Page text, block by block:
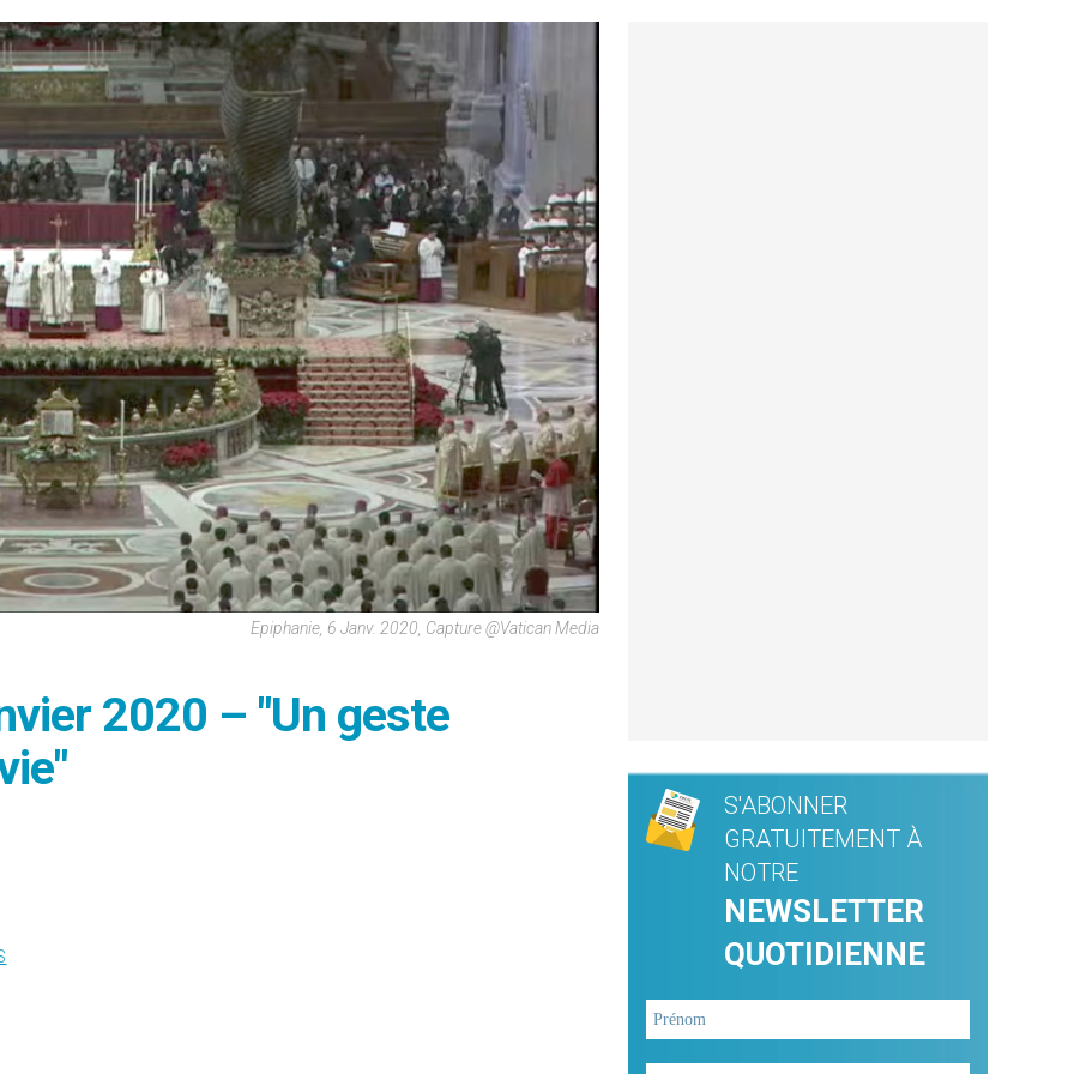
Epiphanie, 6 Janv. 2020, Capture @Vatican Media
2020 – "Un geste
S'ABONNER
GRATUITEMENT À
NOTRE
NEWSLETTER
QUOTIDIENNE